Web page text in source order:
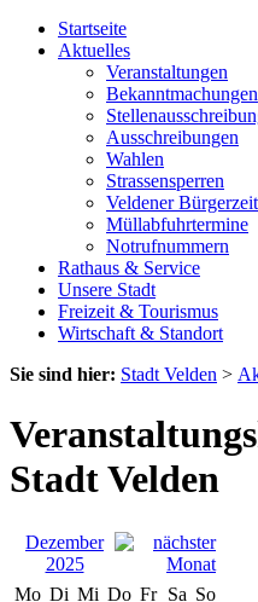
Startseite
Aktuelles
Veranstaltungen
Bekanntmachungen
Ausschreibungen
Wahlen
Strassensperren
Veldener
Müllabfuhrtermine
Notrufnummern
Rathaus & Service
Unsere Stadt
Freizeit & Tourismus
Wirtschaft & Standort
Sie sind hier: Stadt Velden >
Stadt Velden
Dezember
2025
Mo Di Mi Do Fr Sa So